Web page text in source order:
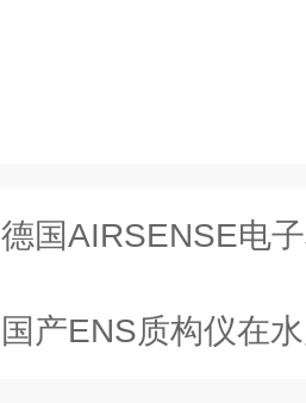
德国AIRSENSE电子鼻在
国产ENS质构仪在水